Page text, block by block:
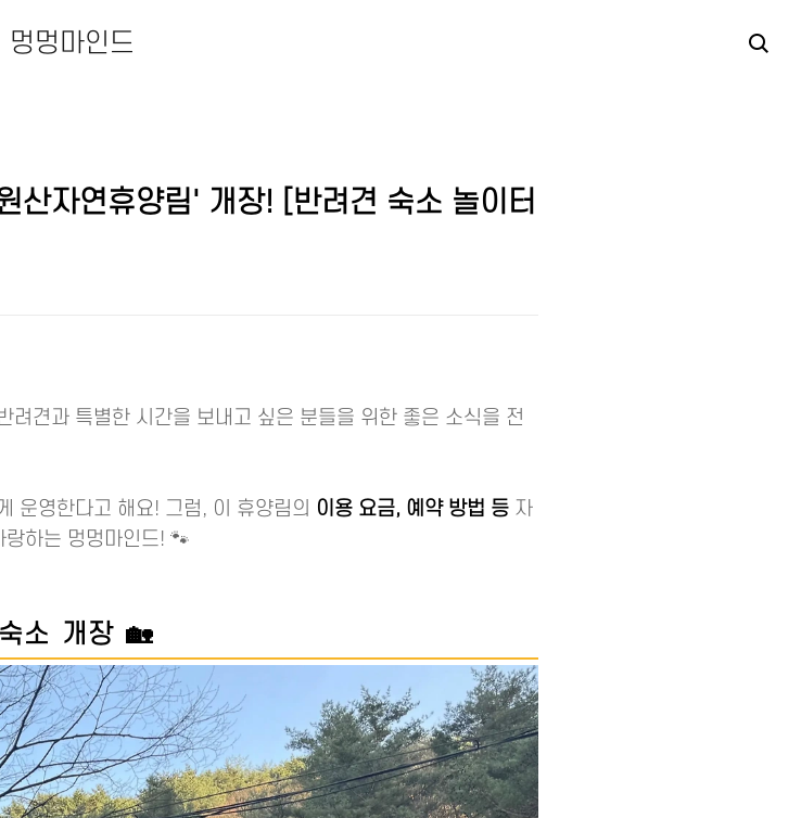
멍멍마인드
산자연휴양림' 개장! [반려견 숙소 놀이터
려견과 특별한 시간을 보내고 싶은 분들을 위한 좋은 소식을 전
운영한다고 해요! 그럼, 이 휴양림의 이용 요금, 예약 방법 등 자
하는 멍멍마인드! 🐾
소 개장 🏡